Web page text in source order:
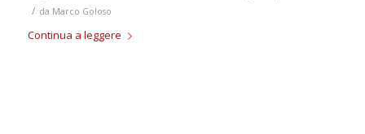
/ da Marco Goloso
Continua a leggere